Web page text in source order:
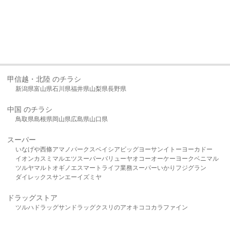
甲信越・北陸 のチラシ
新潟県富山県石川県福井県山梨県長野県
中国 のチラシ
鳥取県島根県岡山県広島県山口県
スーパー
いなげや西條アマノパークスベイシア ビッグヨーサンイトーヨーカドー
イオンカスミ マルエツスーパーバリューヤオコーオーケー ヨークベニマル
ツルヤマルト オギノ エスマート ライフ業務スーパーいかり フジグラン
ダイレックスサンエーイズミヤ
ドラッグストア
ツルハドラッグサンドラッグクスリのアオキ ココカラファイン